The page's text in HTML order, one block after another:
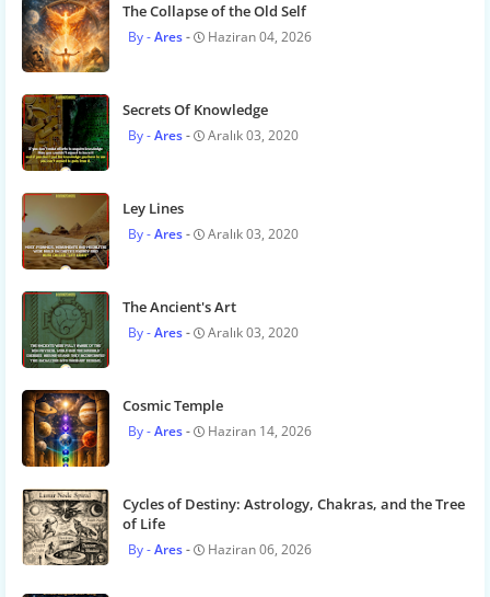
The Collapse of the Old Self
Ares Haziran 04, 2026
Secrets Of Knowledge
Ares Aralık 03, 2020
Ley Lines
Ares Aralık 03, 2020
The Ancient's Art
Ares Aralık 03, 2020
Cosmic Temple
Ares Haziran 14, 2026
Cycles of Destiny: Astrology, Chakras, and the Tree
of Life
Ares Haziran 06, 2026